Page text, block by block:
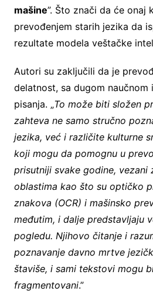
mašine”. Što znači da će onaj
prevođenjem starih jezika da
rezultate modela veštačke
Autori su zaključili da je
delatnost, sa dugom
pisanja. „To može biti složen
zahteva ne samo stručno
jezika, već i različite kulturne
koji mogu da pomognu u
prisutniji svake godine, vezani
oblastima kao što su optičko
znakova (OCR) i mašinsko
međutim, i dalje predstavljaju
pogledu. Njihovo čitanje i
poznavanje davno mrtve
štaviše, i sami tekstovi mogu
fragmentovani.”